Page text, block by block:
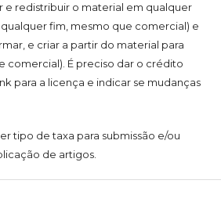
e redistribuir o material em qualquer
fim, mesmo que comercial) e
e criar a partir do material para
comercial). É preciso dar o crédito
para a licença e indicar se mudanças
tipo de taxa para submissão e/ou
de artigos.